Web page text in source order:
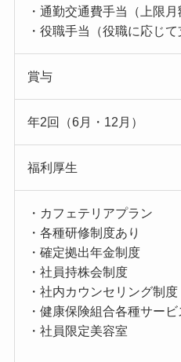
・通勤交通費手当（上限月
・役職手当（役職に応じて
賞与
年2回（6月・12月）
福利厚生
・カフェテリアプラン
・各種研修制度あり
・確定拠出年金制度
・社員持株会制度
・社内カウンセリング制度
・健康保険組合各種サービ
・社員限定美容室